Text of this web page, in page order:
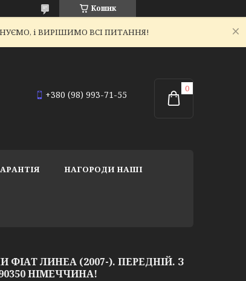
Кошик
і ВИРІШИМО ВСІ ПИТАННЯ!
+380 (98) 993-71-55
НАГОРОДИ НАШІ
ЛИНЕА (2007-). ПЕРЕДНІЙ. З
НІМЕЧЧИНА!